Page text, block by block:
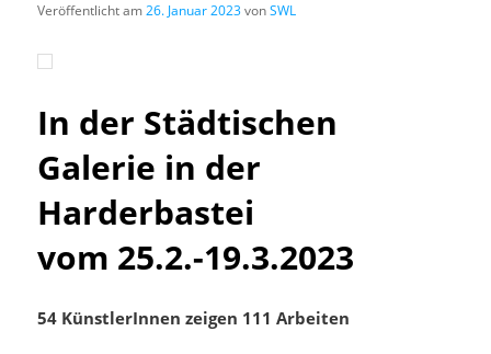
Veröffentlicht am26. Januar 2023vonSWL
In der Städtischen
Galerie in der
Harderbastei
vom 25.2.-19.3.2023
54 KünstlerInnen zeigen 111 Arbeiten